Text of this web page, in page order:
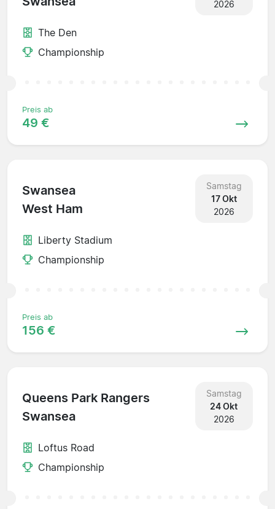
2026
The Den
Championship
Preis ab
49 €
Swansea
West Ham
Samstag
17 Okt
2026
Liberty Stadium
Championship
Preis ab
156 €
Queens Park Rangers
Swansea
Samstag
24 Okt
2026
Loftus Road
Championship